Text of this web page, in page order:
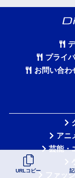
プライ
お問い合わ
アニ
芸能・
ファッ
URLコピー